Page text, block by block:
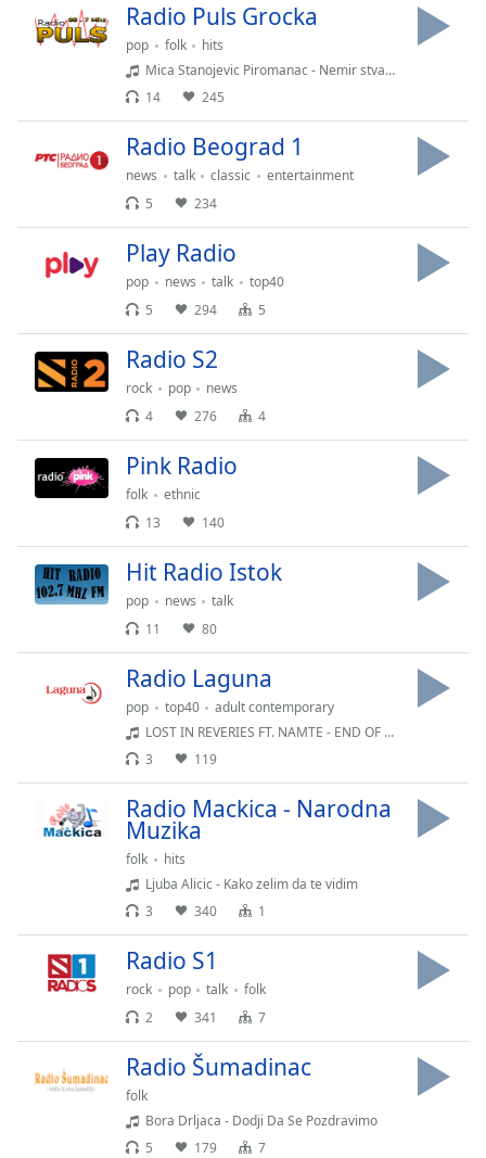
Opacity
Background
Color
Caption
Color
Edge
Style
Family
Done
Modal
Dialog
window.
Radio Puls Grocka
pop folk
hits
Mica Stanojevic Piromanac - Nemir stvaras u meni
14
245
Radio Beograd 1
news talk classic
entertainment
5
234
Play Radio
pop news talk
top40
5
294 5
Radio S2
rock pop
news
4
276 4
Pink Radio
folk
ethnic
13
140
Hit Radio Istok
pop news
talk
11
80
Radio Laguna
pop top40
adult contemporary
LOST IN REVERIES FT. NAMTE - END OF BEGINNING
3
119
Radio Mackica - Narodna
Muzika
folk
hits
Ljuba Alicic - Kako zelim da te vidim
3
340 1
Radio S1
rock pop talk
folk
2
341 7
Radio Šumadinac
folk
Bora Drljaca - Dodji Da Se Pozdravimo
5
179 7